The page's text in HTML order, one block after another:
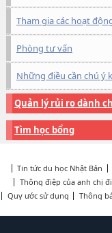
Tham gia các hoạt
Phòng tư vấn
Những điều cần chú ý
Quản lý rủi ro dành
Tìm học bổng
Tin tức du học Nhật Bản
Thông điệp của anh chị
Quy ước sử dụng
Thông